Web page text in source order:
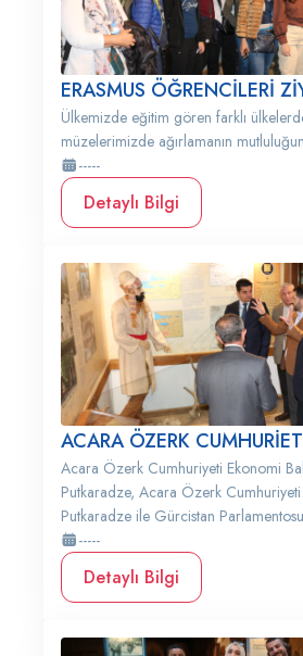
ERASMUS ÖĞRENCİLERİ
Ülkemizde eğitim gören farklı
müzelerimizde ağırlamanın
-----
Detaylı Bilgi
ACARA ÖZERK
Acara Özerk Cumhuriyeti Ekonomi
Putkaradze, Acara Özerk
Putkaradze ile Gürcistan
-----
Detaylı Bilgi